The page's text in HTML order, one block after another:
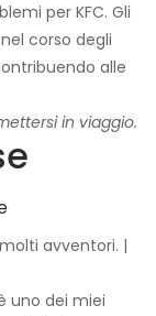
per KFC. Gli
corso degli
alle
in viaggio.
avventori. |
uno dei miei